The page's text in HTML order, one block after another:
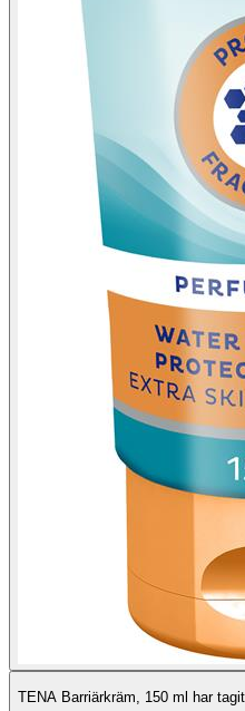
TENA Barriärkräm, 150 ml har